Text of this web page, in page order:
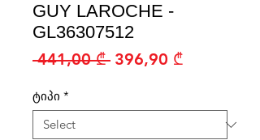
GUY LAROCHE -
GL36307512
441,00 ₾ Regular
396,90 ₾Sale
ტიპი *